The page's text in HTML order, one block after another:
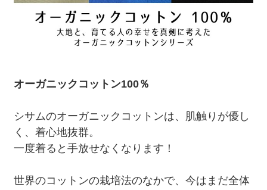
オーガニックコットン100％
シサムのオーガニックコットンは、肌触りが優し
く、着心地抜群。
一度着ると手放せなくなります！
世界のコットンの栽培法のなかで、今はまだ全体